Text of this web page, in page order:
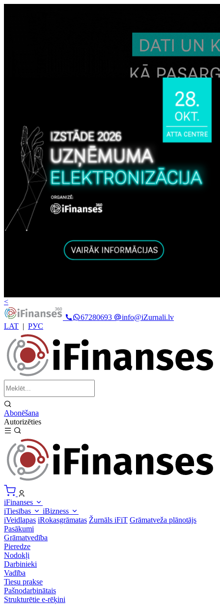
<
67280693
info@iZurnali.lv
LAT | РУС
Abonēšana
Autorizēties
iFinanses
iTiesības
iBizness
iVeidlapas iRokasgrāmatas Žurnāls iFiT Grāmatveža plānotājs
Pasākumi
Grāmatvedība
Pieredze
Nodokļi
Darbinieki
Vadība
Tiesu prakse
Pašnodarbinātais
Strukturētie e-rēķini